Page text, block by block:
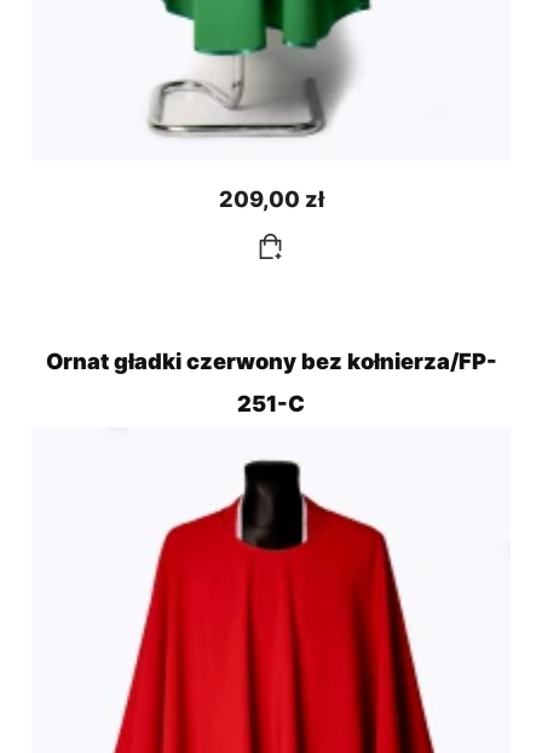
209,00 zł
Ornat gładki czerwony bez kołnierza/FP-
251-C